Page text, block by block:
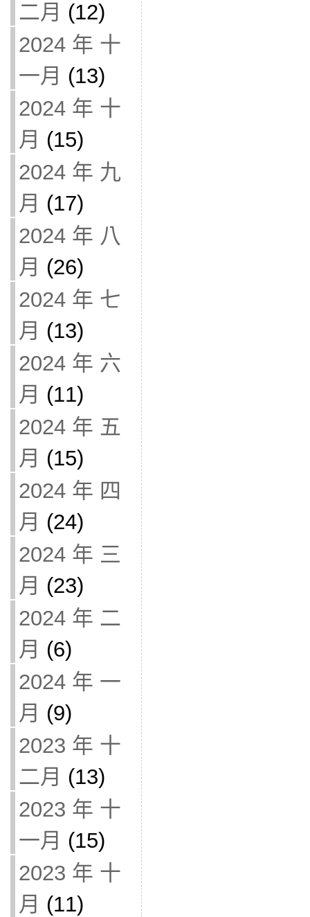
二月 (12)
2024 年 十
一月 (13)
2024 年 十
月 (15)
2024 年 九
月 (17)
2024 年 八
月 (26)
2024 年 七
月 (13)
2024 年 六
月 (11)
2024 年 五
月 (15)
2024 年 四
月 (24)
2024 年 三
月 (23)
2024 年 二
月 (6)
2024 年 一
月 (9)
2023 年 十
二月 (13)
2023 年 十
一月 (15)
2023 年 十
月 (11)